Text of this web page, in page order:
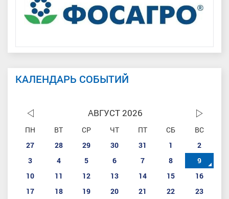
КАЛЕНДАРЬ СОБЫТИЙ
АВГУСТ 2026
ПН ВТ СР ЧТ ПТ СБ
ВС
27
28 29 30 31 1
2
3
4 5 6 7 8
9
10
11 12 13 14 15
16
17
18 19 20 21 22
23